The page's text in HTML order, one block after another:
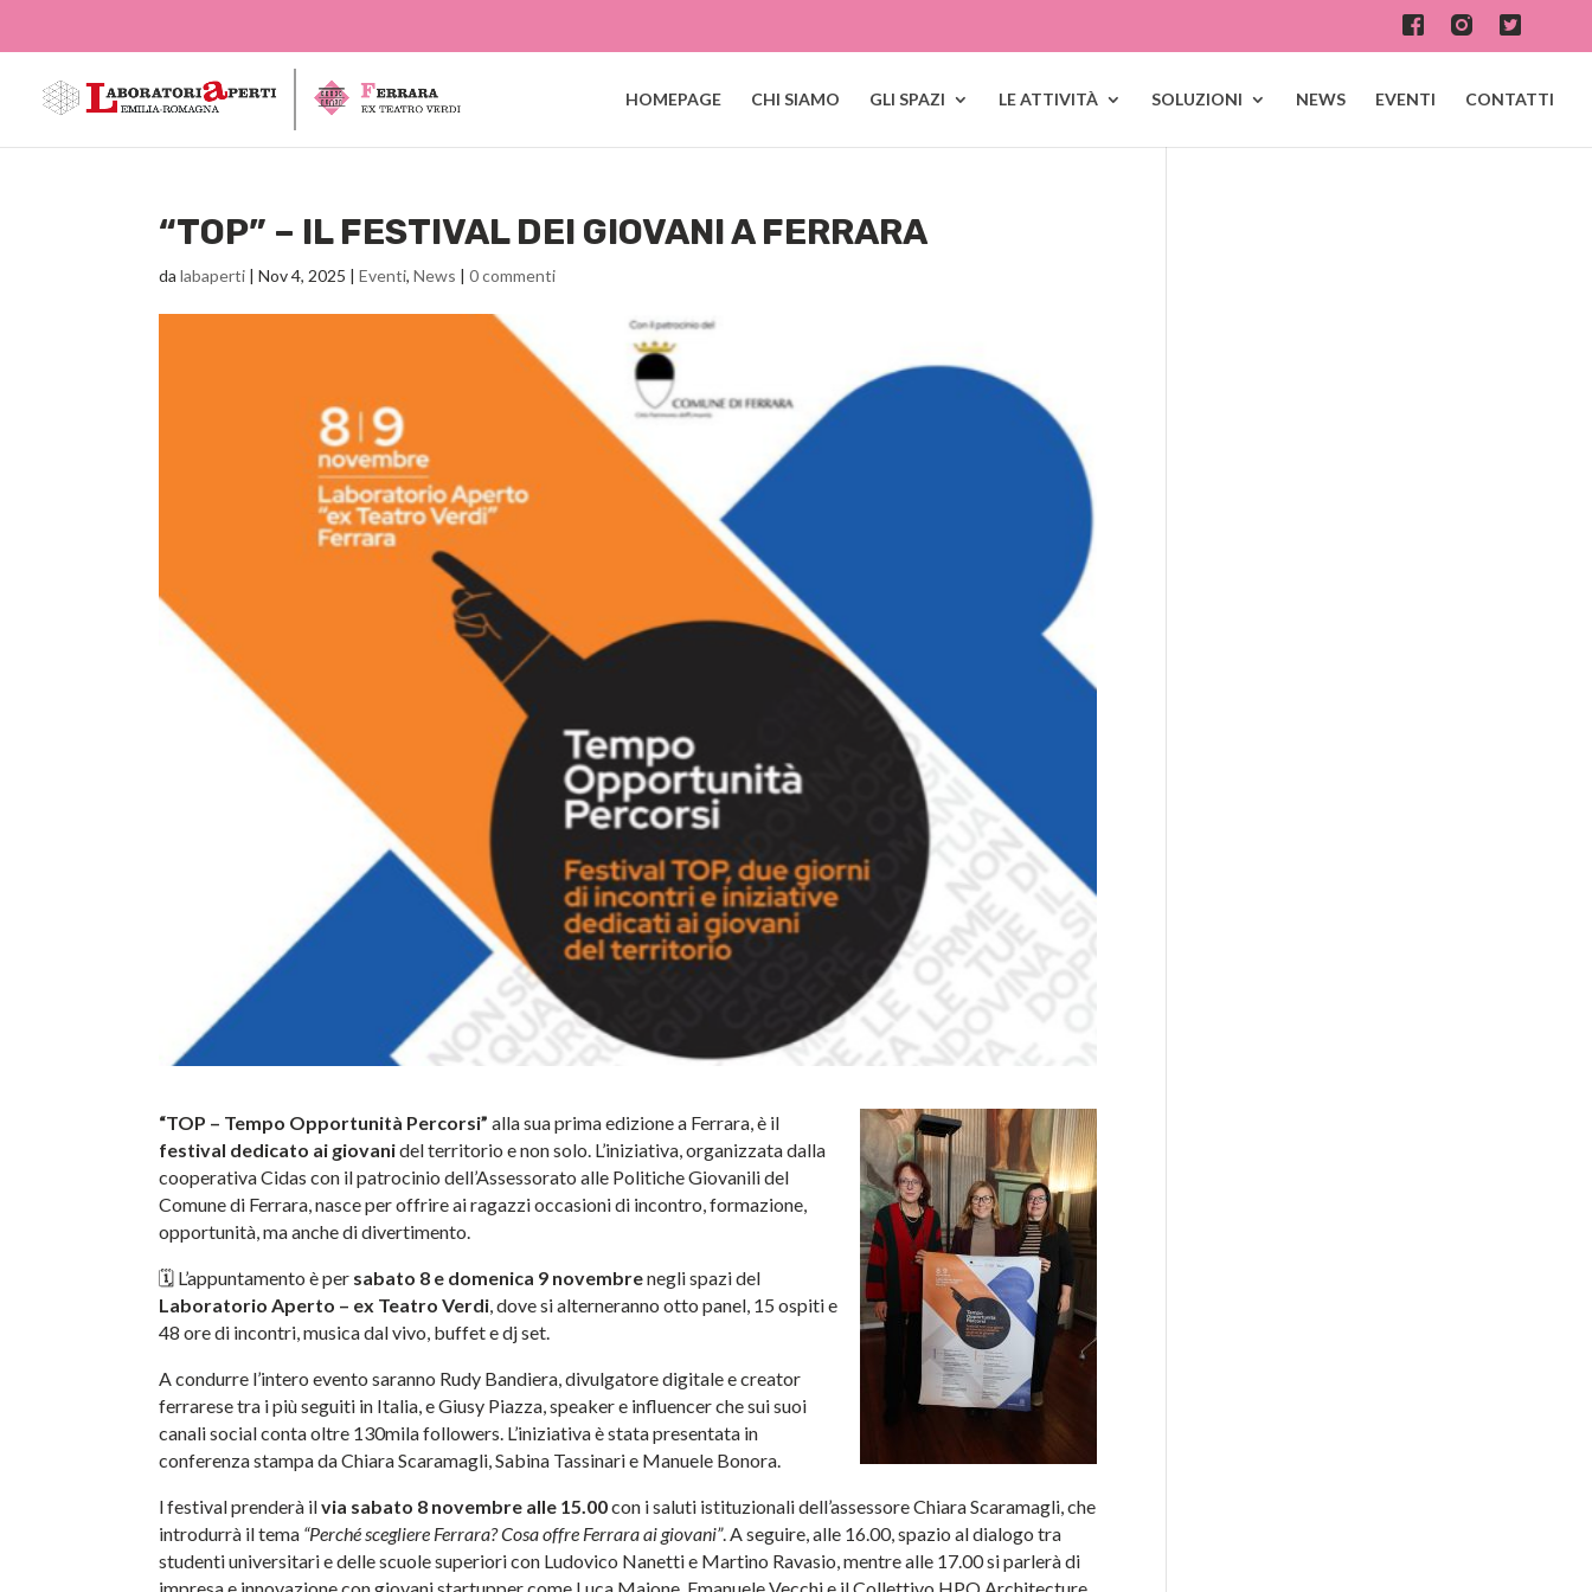
HOMEPAGE CHI SIAMO GLI SPAZI LE ATTIVITÀ SOLUZIONI NEWS EVENTI CONTATTI
“TOP” – IL FESTIVAL DEI GIOVANI A FERRARA
dalabaperti |Nov 4, 2025 |Eventi,News |0 commenti
“TOP – Tempo Opportunità Percorsi” alla sua prima edizione a Ferrara, è il
festival dedicato ai giovanidel territorio e non solo. L’iniziativa, organizzata dalla
cooperativa Cidas con il patrocinio dell’Assessorato alle Politiche Giovanili del
Comune di Ferrara, nasce per offrire ai ragazzi occasioni di incontro, formazione,
opportunità, ma anche di divertimento.
🗓️ L’appuntamento è per sabato 8 e domenica 9 novembrenegli spazi del
Laboratorio Aperto – ex Teatro Verdi, dove si alterneranno otto panel, 15 ospiti e
48 ore di incontri, musica dal vivo, buffet e dj set.
A condurre l’intero evento saranno Rudy Bandiera, divulgatore digitale e creator
ferrarese tra i più seguiti in Italia, e Giusy Piazza, speaker e influencer che sui suoi
canali social conta oltre 130mila followers. L’iniziativa è stata presentata in
conferenza stampa da Chiara Scaramagli, Sabina Tassinari e Manuele Bonora.
l festival prenderà ilvia sabato 8 novembre alle 15.00con i saluti istituzionali dell’assessore Chiara Scaramagli, che
introdurrà il tema “Perché scegliere Ferrara? Cosa offre Ferrara ai giovani”. A seguire, alle 16.00, spazio al dialogo tra
studenti universitari e delle scuole superiori con Ludovico Nanetti e Martino Ravasio, mentre alle 17.00 si parlerà di